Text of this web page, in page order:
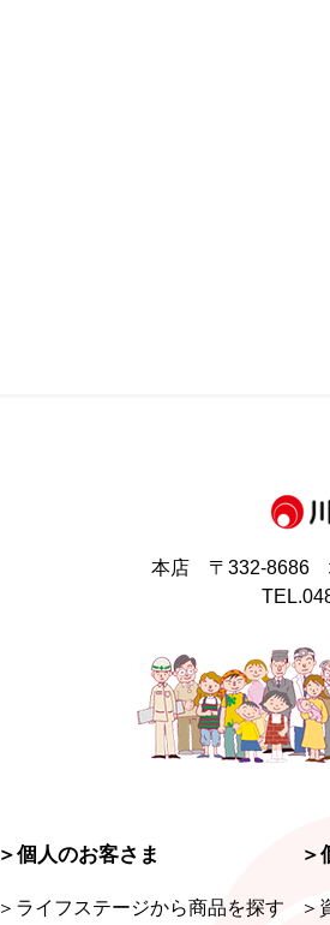
本店 〒332-8686
＞個人のお客さま
＞ライフステージから商品を探す
＞
＞